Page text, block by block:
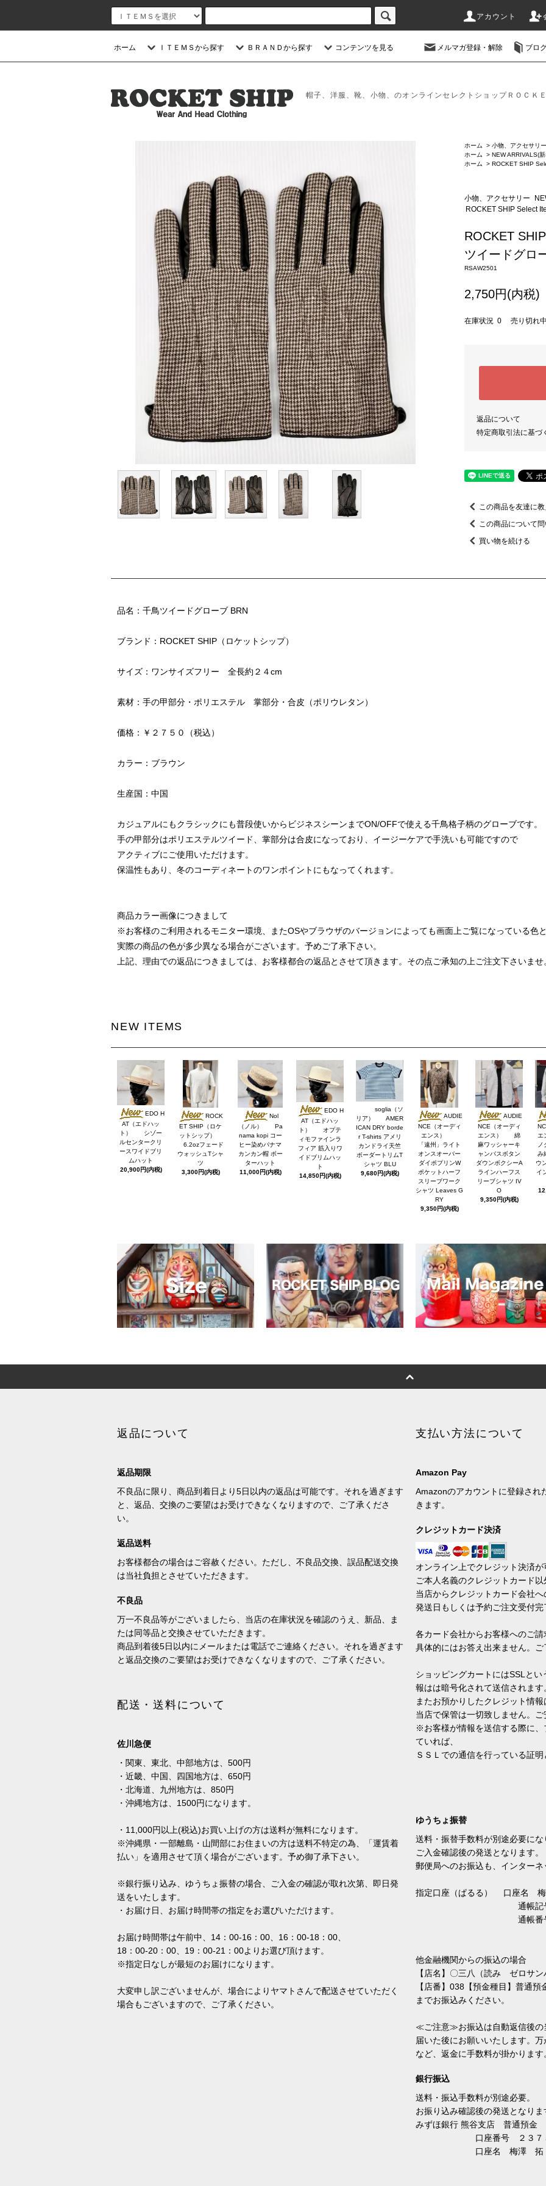
アカウント
ホーム ＩＴＥＭＳから探す ＢＲＡＮＤから探す コンテンツを見る メルマガ登録・解除 ブロ
帽子、洋服、靴、小物、のオンラインセレクトショップＲＯＣＫ
ホーム > 小物、アクセサリー
ホーム
> NEW ARRIVALS(
ホーム
> ROCKET SHIP
小物、アクセサリー
ROCKET SHIP Select
ROCKET
ツイードグロ
RSAW2501
2,750円(内税)
在庫状況 0 売り切れ
返品について
特定商取引法に基づ
この商品を友達に
この商品について
買い物を続ける
品名：千鳥ツイードグローブ BRN
ブランド：ROCKET SHIP（ロケットシップ）
サイズ：ワンサイズフリー 全長約２４cm
素材：手の甲部分・ポリエステル 掌部分・合皮（ポリウレタン）
価格：￥２７５０（税込）
カラー：ブラウン
生産国：中国
カジュアルにもクラシックにも普段使いからビジネスシーンまでON/OFFで使える千鳥格子柄のグローブです。
手の甲部分はポリエステルツイード、掌部分は合皮になっており、イージーケアで手洗いも可能ですので
アクティブにご使用いただけます。
保温性もあり、冬のコーディネートのワンポイントにもなってくれます。
商品カラー画像につきまして
※お客様のご利用されるモニター環境、またOSやブラウザのバージョンによっても画面上ご覧になっている色
実際の商品の色が多少異なる場合がございます。予めご了承下さい。
上記、理由での返品につきましては、お客様都合の返品とさせて頂きます。その点ご承知の上ご注文下さいませ
NEW ITEMS
EDO H
AT（エドハッ
ト） シゾー
ルセンタークリ
ースワイドブリ
ムハット
20,900円(内税)
ROCK
ET SHIP（ロケ
ットシップ）
6.2ozフェード
ウォッシュTシャ
ツ
3,300円(内税)
Nol
（ノル） Pa
nama kopi コー
ヒー染めパナマ
カンカン帽 ボー
ターハット
11,000円(内税)
EDO H
AT（エドハッ
ト） オプテ
ィモファインラ
フィア 筋入りワ
イドブリムハッ
ト
14,850円(内税)
soglia（ソ
リア） AMER
ICAN DRY borde
r T-shirts アメリ
カンドライ天竺
ボーダートリムT
シャツ BLU
9,680円(内税)
AUDIE
NCE（オーディ
エンス）
「遠州」ライト
オンスオーバー
ダイポプリンW
ポケットハーフ
スリーブワーク
シャツ Leaves G
RY
9,350円(内税)
AUDIE
NCE（オーディ
エンス） 綿
麻ワッシャーキ
ャンバスボタン
ダウンボクシーA
ラインハーフス
リーブシャツ IV
O
9,350円(内税)
ノ
み
ウ
イ
返品について
返品期限
不良品に限り、商品到着日より5日以内の返品は可能です。それを過ぎます
と、返品、交換のご要望はお受けできなくなりますので、ご了承くださ
い。
返品送料
お客様都合の場合はご容赦ください。ただし、不良品交換、誤品配送交換
は当社負担とさせていただきます。
不良品
万一不良品等がございましたら、当店の在庫状況を確認のうえ、新品、ま
たは同等品と交換させていただきます。
商品到着後5日以内にメールまたは電話でご連絡ください。それを過ぎます
と返品交換のご要望はお受けできなくなりますので、ご了承ください。
支払い方法について
Amazon Pay
Amazonのアカウントに登録され
きます。
クレジットカード決済
オンライン上でクレジット決済
ご本人名義のクレジットカード
当店からクレジットカード会社
発送日もしくは予約ご注文受付
各カード会社からお客様へのご
具体的にはお答え出来ません。
ショッピングカートにはSSLと
報はは暗号化されて送信されます
またお預かりしたクレジット情
当店で保管は一切致しません。
※お客様が情報を送信する際に
ていれば、
ＳＳＬでの通信を行っている証
ゆうちょ振替
送料・振替手数料が別途必要にな
ご入金確認後の発送となります。
郵便局へのお振込も、インター
指定口座（ぱるる） 口座
通帳記号 １
通帳番号 ６８
他金融機関からの振込の場合
【店名】〇三八（読み ゼロサン
【店番】038【預金種目】普通
までお振込みください。
≪ご注意≫お振込は自動返信後の
届いた後にお願いいたします。
など、返金に手数料が掛かりま
銀行振込
送料・振込手数料が別途必要。
お振り込み確認後の発送となりま
みずほ銀行 熊谷支店 普通預金
口座番号 ２３７５
口座名 梅澤 拓（ウ
配送・送料について
佐川急便
・関東、東北、中部地方は、500円
・近畿、中国、四国地方は、650円
・北海道、九州地方は、850円
・沖縄地方は、1500円になります。
・11,000円以上(税込)お買い上げの方は送料が無料になります。
※沖縄県・一部離島・山間部にお住まいの方は送料不特定の為、「運賃着
払い」を適用させて頂く場合がございます。予め御了承下さい。
※銀行振り込み、ゆうちょ振替の場合、ご入金の確認が取れ次第、即日発
送をいたします。
・お届け日、お届け時間帯の指定をお選びいただけます。
お届け時間帯は午前中、14：00-16：00、16：00-18：00、
18：00-20：00、19：00-21：00よりお選び頂けます。
※指定日なしが最短のお届けになります。
大変申し訳ございませんが、場合によりヤマトさんで配送させていただく
場合もございますので、ご了承ください。